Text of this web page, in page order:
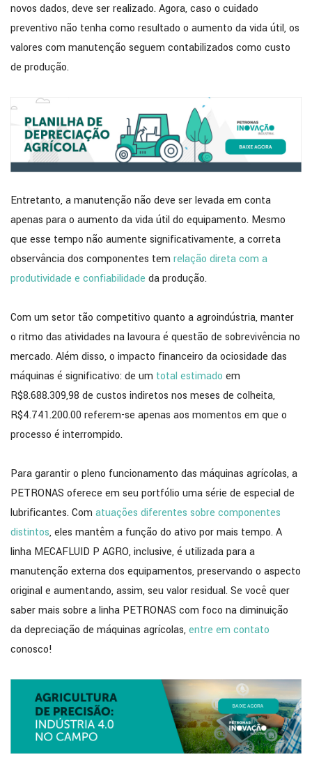
novos dados, deve ser realizado. Agora, caso o cuidado
preventivo não tenha como resultado o aumento da vida útil, os
valores com manutenção seguem contabilizados como custo
de produção.
Entretanto, a manutenção não deve ser levada em conta
apenas para o aumento da vida útil do equipamento. Mesmo
que esse tempo não aumente significativamente, a correta
observância dos componentes tem relação direta com a
produtividade e confiabilidade da produção.
Com um setor tão competitivo quanto a agroindústria, manter
o ritmo das atividades na lavoura é questão de sobrevivência no
mercado. Além disso, o impacto financeiro da ociosidade das
máquinas é significativo: de um total estimado em
R$8.688.309,98 de custos indiretos nos meses de colheita,
R$4.741.200.00 referem-se apenas aos momentos em que o
processo é interrompido.
Para garantir o pleno funcionamento das máquinas agrícolas, a
PETRONAS oferece em seu portfólio uma série de especial de
lubrificantes. Com atuações diferentes sobre componentes
distintos, eles mantêm a função do ativo por mais tempo. A
linha MECAFLUID P AGRO, inclusive, é utilizada para a
manutenção externa dos equipamentos, preservando o aspecto
original e aumentando, assim, seu valor residual. Se você quer
saber mais sobre a linha PETRONAS com foco na diminuição
da depreciação de máquinas agrícolas,entre em contato
conosco!